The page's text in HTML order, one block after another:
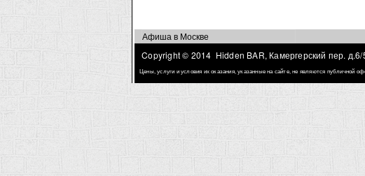
Афиша в Москве
Copyright © 2014 Hidden BAR, Камергерский пер. д.6/
Цены, услуги и условия их оказания, указанные на сайте, не являются публичной